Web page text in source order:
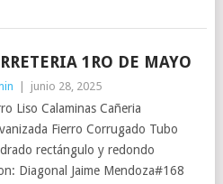
1RO DE MAYO
junio 28, 2025
Liso Calaminas Cañeria
Fierro Corrugado Tubo
rectángulo y redondo
Diagonal Jaime Mendoza#168